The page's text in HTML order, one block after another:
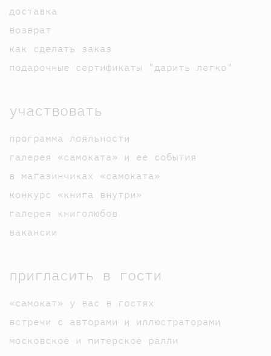
доставка
возврат
как сделать заказ
подарочные сертификаты "дарить легко"
участвовать
программа лояльности
галерея «самоката» и ее события
в магазинчиках «самоката»
конкурс «книга внутри»
галерея книголюбов
вакансии
пригласить в гости
«самокат» у вас в гостях
встречи с авторами и иллюстраторами
московское и питерское ралли